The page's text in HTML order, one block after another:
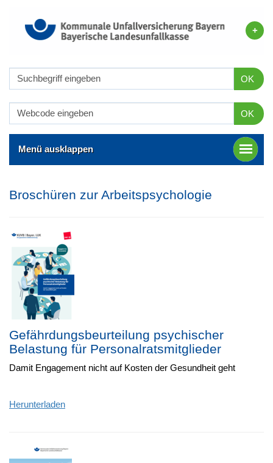
OK
OK
Menü ausklappen
Broschüren zur Arbeitspsychologie
Gefährdungsbeurteilung psychischer
Belastung für Personalratsmitglieder
Damit Engagement nicht auf Kosten der Gesundheit geht
Herunterladen